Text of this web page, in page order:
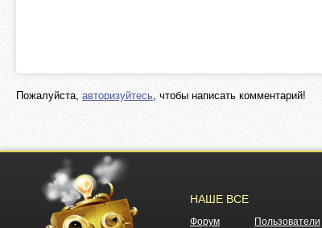
Пожалуйста, авторизуйтесь, чтобы написать комментарий!
НАШЕ ВСЕ
Форум Пользователи